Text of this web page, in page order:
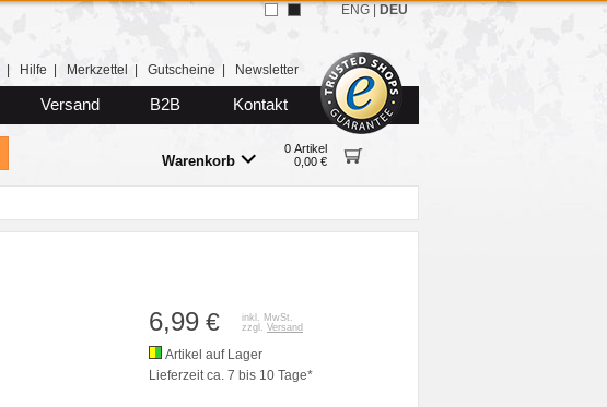
Hilfe Merkzettel Gutscheine Newsletter
Versand B2B Kontakt
Warenkorb
0 Artikel
0,00 €
ENG DEU
6,99 €
inkl. MwSt.
zzgl. Versand
Artikel auf Lager
Lieferzeit ca. 7 bis 10 Tage*